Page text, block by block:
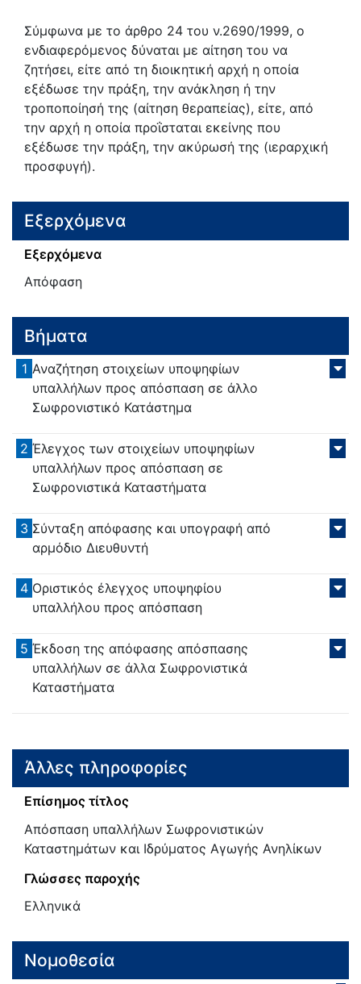
Σύμφωνα με το άρθρο 24 του ν.2690/1999, ο
ενδιαφερόμενος δύναται με αίτηση του να
ζητήσει, είτε από τη διοικητική αρχή η οποία
εξέδωσε την πράξη, την ανάκληση ή την
τροποποίησή της (αίτηση θεραπείας), είτε, από
την αρχή η οποία προΐσταται εκείνης που
εξέδωσε την πράξη, την ακύρωσή της (ιεραρχική
προσφυγή).
Εξερχόμενα
Εξερχόμενα
Απόφαση
Βήματα
1 Αναζήτηση στοιχείων υποψηφίων
υπαλλήλων προς απόσπαση σε άλλο
Σωφρονιστικό Κατάστημα
2 Έλεγχος των στοιχείων υποψηφίων
υπαλλήλων προς απόσπαση σε
Σωφρονιστικά Καταστήματα
3 Σύνταξη απόφασης και υπογραφή από
αρμόδιο Διευθυντή
4 Οριστικός έλεγχος υποψηφίου
υπαλλήλου προς απόσπαση
5 Έκδοση της απόφασης απόσπασης
υπαλλήλων σε άλλα Σωφρονιστικά
Καταστήματα
Άλλες πληροφορίες
Επίσημος τίτλος
Απόσπαση υπαλλήλων Σωφρονιστικών
Καταστημάτων και Ιδρύματος Αγωγής Ανηλίκων
Γλώσσες παροχής
Ελληνικά
Νομοθεσία